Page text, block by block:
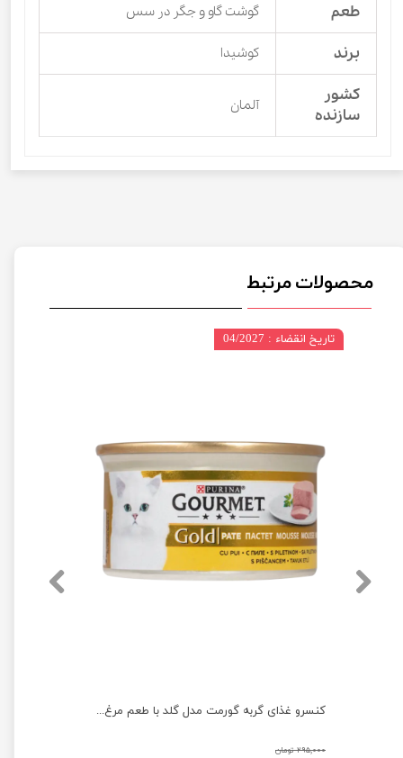
طعم گوشت گاو و جگر در سس
برند کوشیدا
کشور
سازنده
آلمان
محصولات مرتبط
کنسرو غذای گربه گورمت مدل گلد با طعم مرغ وزن ۸۵ گرم
۲۹۵,۰۰۰ تومان
تاریخ انقضاء : 04/2027